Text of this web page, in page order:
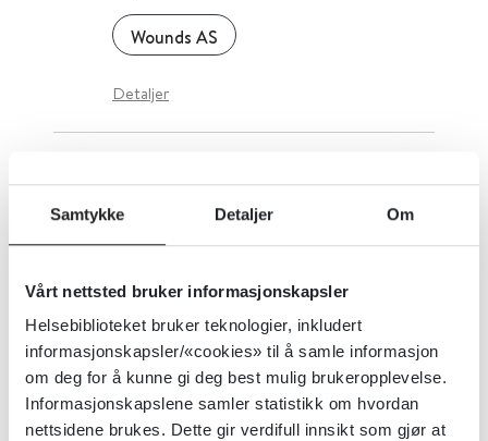
Samtykke Detaljer Om
Vårt nettsted bruker informasjonskapsler
Helsebiblioteket bruker teknologier, inkludert
informasjonskapsler/«cookies» til å samle informasjon
om deg for å kunne gi deg best mulig brukeropplevelse.
Informasjonskapslene samler statistikk om hvordan
nettsidene brukes. Dette gir verdifull innsikt som gjør at
Wounds AS
Detaljer
European Pressure Ulcer Advisory Panel (EPUAP)
Detaljer
Trygt sovemiljø for spedbarnet
Landsforeningen for uventet barnedød